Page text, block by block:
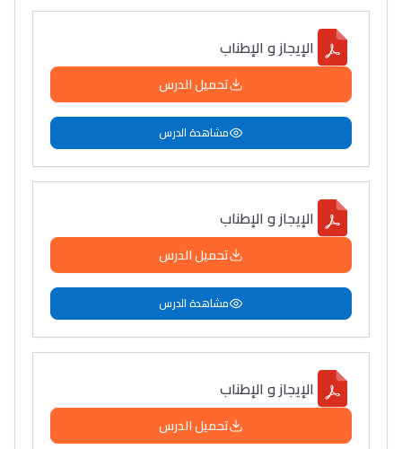
الإيجاز و الإطناب
تحميل الدرس
مشاهدة الدرس
الإيجاز و الإطناب
تحميل الدرس
مشاهدة الدرس
الإيجاز و الإطناب
تحميل الدرس